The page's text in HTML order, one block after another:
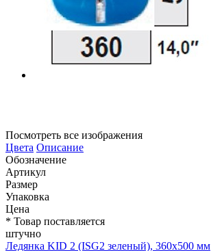
Посмотреть все изображения
Цвета Описание
Обозначение
Артикул
Размер
Упаковка
Цена
* Товар поставляется
штучно
Ледянка KID 2 (ISG2 зеленый), 360x500 мм